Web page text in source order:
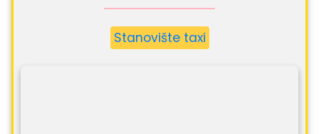
Stanovište taxi